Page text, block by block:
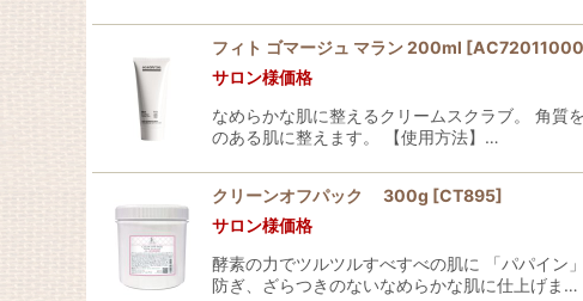
フィト ゴマージュ マラン 200ml [AC72011000
サロン様価格
なめらかな肌に整えるクリームスクラブ。 角質
のある肌に整えます。 【使用方法】…
クリーンオフパック 300g [CT895]
サロン様価格
酵素の力でツルツルすべすべの肌に 「パパイン
防ぎ、ざらつきのないなめらかな肌に仕上げま…